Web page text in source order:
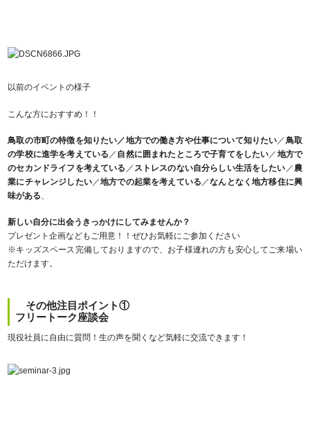
以前のイベントの様子
こんな方におすすめ！！
鳥取の市町の特徴を知りたい／地方での働き方や仕事について知りたい ／ 鳥取
の学校に進学を考えている ／ 自然に囲まれたところで子育てをしたい ／ 地方で
のセカンドライフを考えている ／ ストレスのない自分らしい生活をしたい ／ 農
業にチャレンジしたい／地方での起業を考えている ／なんとなく地方移住に興
味がある
新しい自分に出会うきっかけにしてみませんか？
プレゼント企画などもご用意！！ぜひお気軽にご参加ください
※キッズスペース完備しておりますので、お子様連れの方も安心してご来場い
ただけます。
その他注目ポイント①
フリートーク座談会
現役社員に自由に質問！生の声を聞くなど気軽に交流できます！